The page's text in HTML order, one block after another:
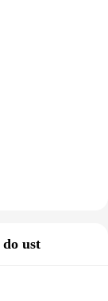
do ust